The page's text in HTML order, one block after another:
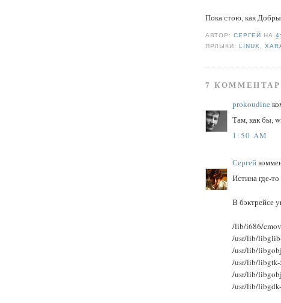
Пока стою, как
АВТОР:СЕРГЕЙ НА
ЯРЛЫКИ:LINUX ,
7
prokoudine
Там, как бы,
1:50 AM
Сергей
Истина где-
В бэктрейсе
/lib/i686/
/usr/lib/
/usr/lib/
/usr/lib/libgtk-
/usr/lib/
/usr/lib/